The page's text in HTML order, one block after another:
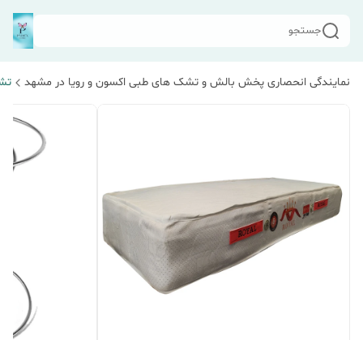
جستجو
نمایندگی انحصاری پخش بالش و تشک های طبی اکسون و رویا در مشهد